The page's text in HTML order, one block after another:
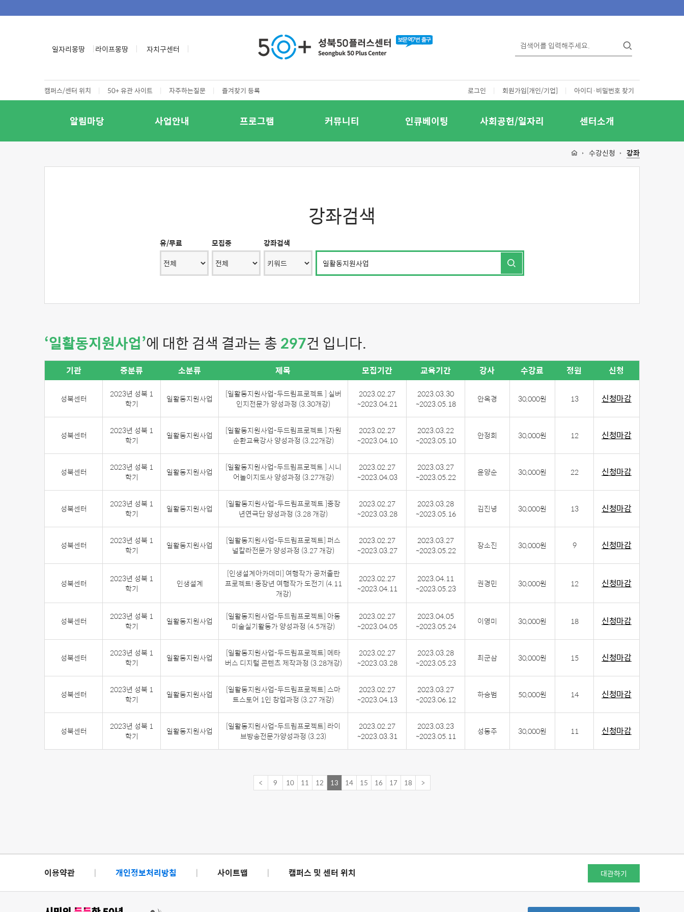
일자리몽땅 라이프몽땅 자치구센터
캠퍼스/센터 위치 | 50+ 유관 사이트 | 자주하는질문 | 즐겨찾기 등록 로그인 | 회원가입[개인/기업] | 아이디·비밀번호 찾기
알림마당 사업안내 프로그램 커뮤니티 인큐베이팅 사회공헌/일자리 센터소개
수강신청 강좌
강좌검색
유/무료 모집중 강좌검색
‘일활동지원사업’에 대한 검색 결과는 총297건 입니다.
기관 중분류 소분류 제목 모집기간 교육기간 강사 수강료 정원 신청
성북센터
2023년 성북 1
학기
일활동지원사업
[일활동지원사업-두드림프로젝트 ] 실버
인지전문가 양성과정 (3.30개강)
2023.02.27
~2023.04.21
2023.03.30
~2023.05.18
안옥경 30,000원 13 신청마감
성북센터
2023년 성북 1
학기
일활동지원사업
[일활동지원사업-두드림프로젝트 ] 자원
순환교육강사 양성과정 (3.22개강)
2023.02.27
~2023.04.10
2023.03.22
~2023.05.10
안정희 30,000원 12 신청마감
성북센터
2023년 성북 1
학기
일활동지원사업
[일활동지원사업-두드림프로젝트 ] 시니
어놀이지도사 양성과정 (3.27개강)
2023.02.27
~2023.04.03
2023.03.27
~2023.05.22
윤양순 30,000원 22 신청마감
성북센터
2023년 성북 1
학기
일활동지원사업
[일활동지원사업-두드림프로젝트 ]중장
년연극단 양성과정 (3.28 개강)
2023.02.27
~2023.03.28
2023.03.28
~2023.05.16
김진녕 30,000원 13 신청마감
성북센터
2023년 성북 1
학기
일활동지원사업
[일활동지원사업-두드림프로젝트] 퍼스
널칼라전문가 양성과정 (3.27 개강)
2023.02.27
~2023.03.27
2023.03.27
~2023.05.22
장소진 30,000원 9 신청마감
성북센터
2023년 성북 1
학기
인생설계
[인생설계아카데미] 여행작가 공저출판
프로젝트! 중장년 여행작가 도전기 (4.11
개강)
2023.02.27
~2023.04.11
2023.04.11
~2023.05.23
권경민 30,000원 12 신청마감
성북센터
2023년 성북 1
학기
일활동지원사업
[일활동지원사업-두드림프로젝트] 아동
미술실기활동가 양성과정 (4.5개강)
2023.02.27
~2023.04.05
2023.04.05
~2023.05.24
이영미 30,000원 18 신청마감
성북센터
2023년 성북 1
학기
일활동지원사업
[일활동지원사업-두드림프로젝트] 메타
버스 디지털 콘텐츠 제작과정 (3.28개강)
2023.02.27
~2023.03.28
2023.03.28
~2023.05.23
최군삼 30,000원 15 신청마감
성북센터
2023년 성북 1
학기
일활동지원사업
[일활동지원사업-두드림프로젝트] 스마
트스토어 1인 창업과정 (3.27 개강)
2023.02.27
~2023.04.13
2023.03.27
~2023.06.12
하승범 50,000원 14 신청마감
성북센터
2023년 성북 1
학기
일활동지원사업
[일활동지원사업-두드림프로젝트] 라이
브방송전문가양성과정 (3.23)
2023.02.27
~2023.03.31
2023.03.23
~2023.05.11
성동주 30,000원 11 신청마감
< 9 10 11 12 13 14 15 16 17 18 >
이용약관 | 개인정보처리방침 | 사이트맵 | 캠퍼스 및 센터 위치 대관하기